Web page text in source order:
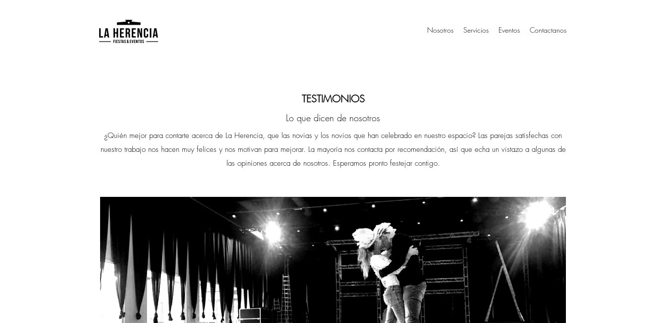
Nosotros Servicios Eventos Contactanos
TESTIMONIOS
Lo que dicen de nosotros
¿Quién mejor para contarte acerca de La Herencia, que las novias y los novios que han celebrado en nuestro espacio? Las parejas satisfechas con
nuestro trabajo nos hacen muy felices y nos motivan para mejorar. La mayoría nos contacta por recomendación, así que echa un vistazo a algunas de
las opiniones acerca de nosotros. Esperamos pronto festejar contigo.